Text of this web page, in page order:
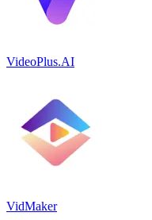
VideoPlus.AI
VidMaker